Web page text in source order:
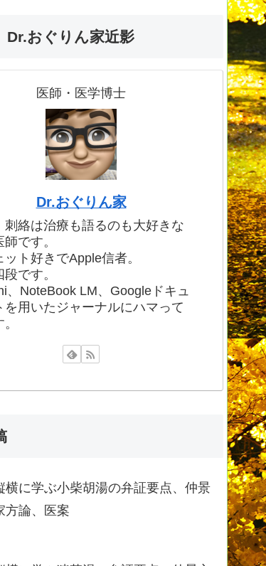
ぐりん家近影
医師・医学博士
Dr.おぐりん家
刺絡は治療も語るのも大好きな
です。
ット好きでApple信者。
です。
、NoteBook LM、Googleドキュ
を用いたジャーナルにハマって
横に学ぶ小柴胡湯の弁証要点、仲景
方論、医案